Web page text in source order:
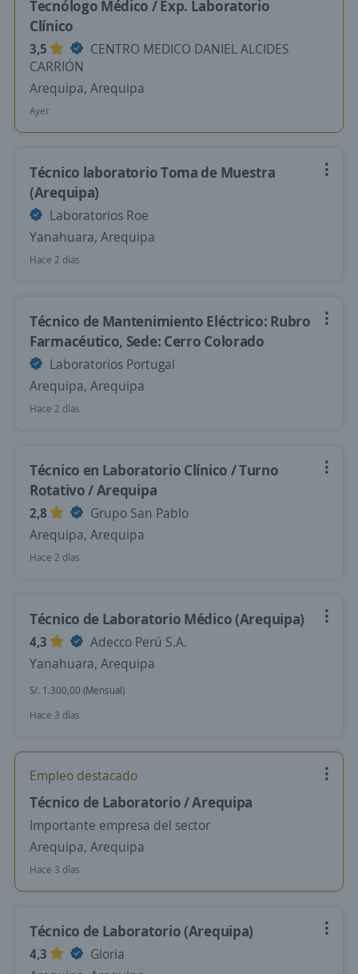
Tecnólogo Médico / Exp. Laboratorio
Clínico
3,5
CENTRO MEDICO DANIEL ALCIDES
CARRIÓN
Arequipa, Arequipa
Ayer
Técnico laboratorio Toma de Muestra
(Arequipa)
Laboratorios Roe
Yanahuara, Arequipa
Hace 2 días
Técnico de Mantenimiento Eléctrico: Rubro
Farmacéutico, Sede: Cerro Colorado
Laboratorios Portugal
Arequipa, Arequipa
Hace 2 días
Técnico en Laboratorio Clínico / Turno
Rotativo / Arequipa
2,8
Grupo San Pablo
Arequipa, Arequipa
Hace 2 días
Técnico de Laboratorio Médico (Arequipa)
4,3
Adecco Perú S.A.
Yanahuara, Arequipa
S/. 1.300,00 (Mensual)
Hace 3 días
Empleo destacado
Técnico de Laboratorio / Arequipa
Importante empresa del sector
Arequipa, Arequipa
Hace 3 días
Técnico de Laboratorio (Arequipa)
4,3
Gloria